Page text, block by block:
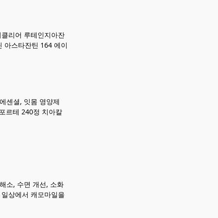
리어 루테인지아잔
아스타잔틴 164 에이
센셜, 잇몸 영양제
르테 240정 치아칼
소, 수면 개선, 소화
상에서 캐모마일을